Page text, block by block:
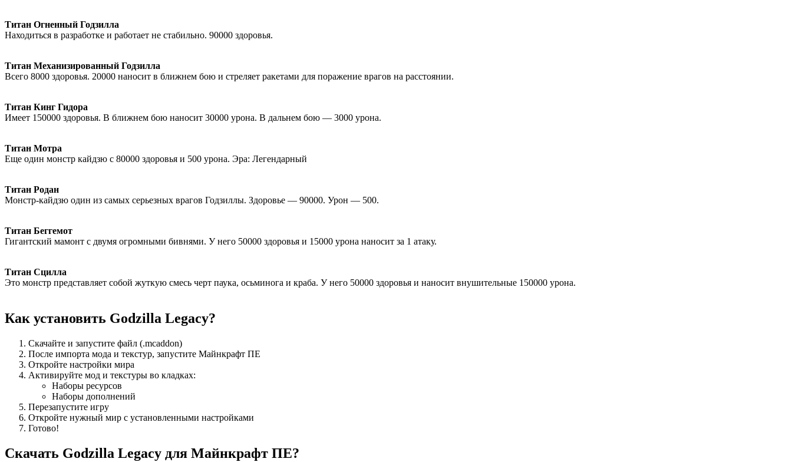
Титан Огненный Годзилла
Находиться в разработке и работает не стабильно. 90000 здоровья.
Титан Механизированный Годзилла
Всего 8000 здоровья. 20000 наносит в ближнем бою и стреляет ракетами для поражение врагов на расстоянии.
Титан Кинг Гидора
Имеет 150000 здоровья. В ближнем бою наносит 30000 урона. В дальнем бою — 3000 урона.
Титан Мотра
Еще один монстр кайдзю с 80000 здоровья и 500 урона. Эра: Легендарный
Титан Родан
Монстр-кайдзю один из самых серьезных врагов Годзиллы. Здоровье — 90000. Урон — 500.
Титан Беггемот
Гигантский мамонт с двумя огромными бивнями. У него 50000 здоровья и 15000 урона наносит за 1 атаку.
Титан Сцилла
Это монстр представляет собой жуткую смесь черт паука, осьминога и краба. У него 50000 здоровья и наносит внушительные 150000 урона.
Как установить Godzilla Legacy?
Скачайте и запустите файл (.mcaddon)
После импорта мода и текстур, запустите Майнкрафт ПЕ
Откройте настройки мира
Активируйте мод и текстуры во кладках:
Наборы ресурсов
Наборы дополнений
Перезапустите игру
Откройте нужный мир с установленными настройками
Готово!
Cкачать Godzilla Legacy для Майнкрафт ПЕ?